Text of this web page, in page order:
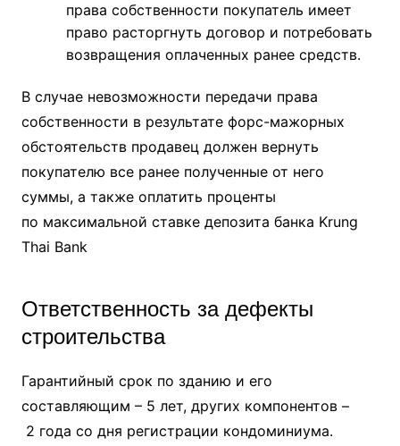
права собственности покупатель имеет
право расторгнуть договор и потребовать
возвращения оплаченных ранее средств.
В случае невозможности передачи права
собственности в результате форс-мажорных
обстоятельств продавец должен вернуть
покупателю все ранее полученные от него
суммы, а также оплатить проценты
по максимальной ставке депозита банка Krung
Thai Bank
Ответственность за дефекты
строительства
Гарантийный срок по зданию и его
составляющим – 5 лет, других компонентов –
2 года со дня регистрации кондоминиума.